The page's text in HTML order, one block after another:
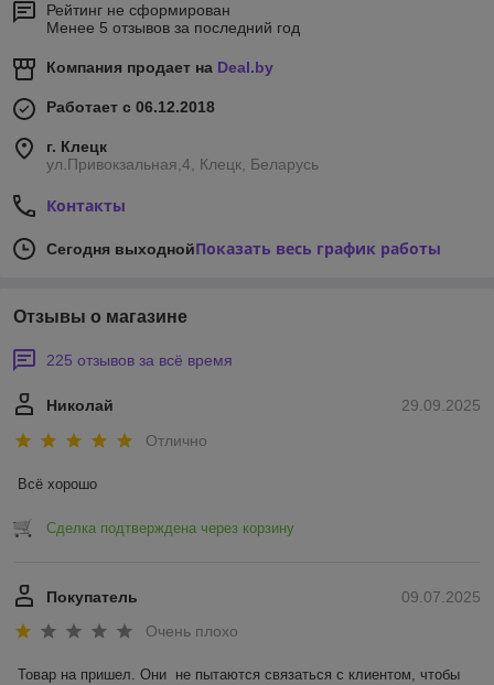
Рейтинг не сформирован
Менее 5 отзывов за последний год
Компания продает на Deal.by
Работает с 06.12.2018
г. Клецк
ул.Привокзальная,4, Клецк, Беларусь
Контакты
Сегодня выходнойПоказать весь график работы
Отзывы о магазине
225 отзывов за всё время
29.09.2025
Николай
Отлично
Всё хорошо
Сделка подтверждена через корзину
09.07.2025
Покупатель
Очень плохо
Товар на пришел. Они  не пытаются связаться с клиентом, чтобы